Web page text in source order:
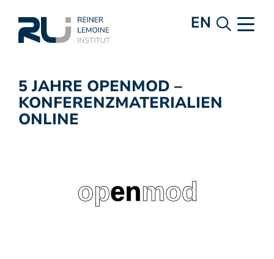
EN
5 JAHRE OPENMOD –
KONFERENZMATERIALIEN
ONLINE